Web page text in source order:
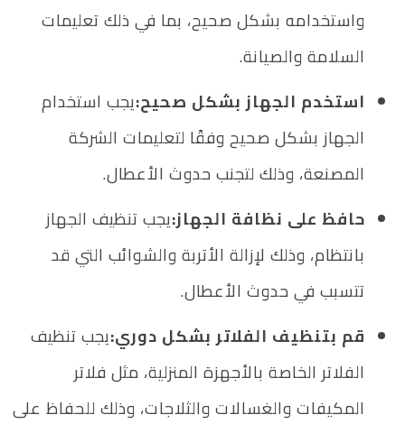
واستخدامه بشكل صحيح، بما في ذلك تعليمات
السلامة والصيانة.
استخدم الجهاز بشكل صحيح:يجب استخدام
الجهاز بشكل صحيح وفقًا لتعليمات الشركة
المصنعة، وذلك لتجنب حدوث الأعطال.
حافظ على نظافة الجهاز:يجب تنظيف الجهاز
بانتظام، وذلك لإزالة الأتربة والشوائب التي قد
تتسبب في حدوث الأعطال.
قم بتنظيف الفلاتر بشكل دوري:يجب تنظيف
الفلاتر الخاصة بالأجهزة المنزلية، مثل فلاتر
المكيفات والغسالات والثلاجات، وذلك للحفاظ على